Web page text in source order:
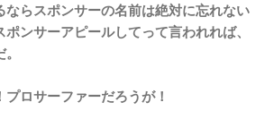
ならスポンサーの名前は絶対に忘れない
ポンサーアピールしてって言われれば、
プロサーファーだろうが！